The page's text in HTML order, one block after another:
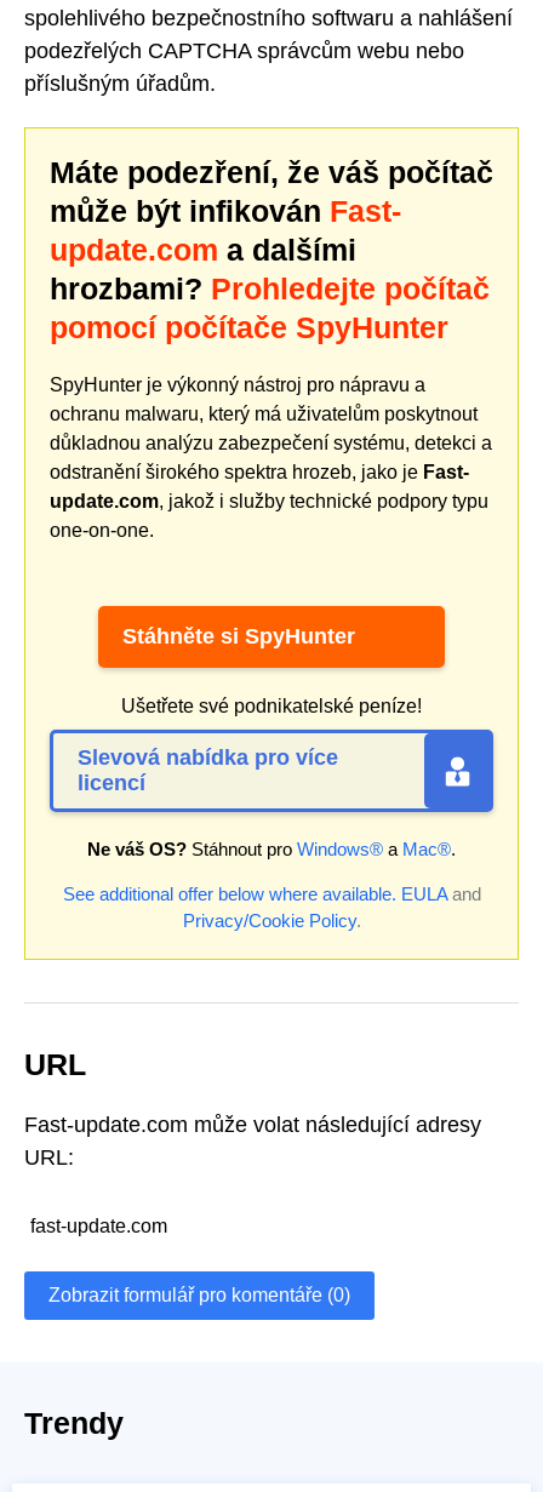
spolehlivého bezpečnostního softwaru a nahlášení
podezřelých CAPTCHA správcům webu nebo
příslušným úřadům.
Máte podezření, že váš počítač
může být infikován Fast-
update.com a dalšími
hrozbami? Prohledejte počítač
pomocí počítače SpyHunter
SpyHunter je výkonný nástroj pro nápravu a
ochranu malwaru, který má uživatelům poskytnout
důkladnou analýzu zabezpečení systému, detekci a
odstranění širokého spektra hrozeb, jako je Fast-
update.com, jakož i služby technické podpory typu
one-on-one.
Stáhněte si SpyHunter
Ušetřete své podnikatelské peníze!
Slevová nabídka pro více
licencí
Ne váš OS? Stáhnout pro Windows® a Mac®.
See additional offer below where available. EULAand
Privacy/Cookie Policy.
URL
Fast-update.com může volat následující adresy
URL:
fast-update.com
Zobrazit formulář pro komentáře (0)
Trendy